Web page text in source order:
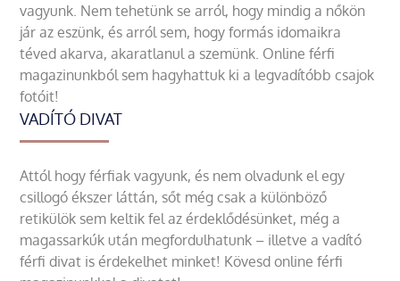
vagyunk. Nem tehetünk se arról, hogy mindig a nőkön
jár az eszünk, és arról sem, hogy formás idomaikra
téved akarva, akaratlanul a szemünk. Online férfi
magazinunkból sem hagyhattuk ki a legvadítóbb csajok
fotóit!
VADÍTÓ DIVAT
Attól hogy férfiak vagyunk, és nem olvadunk el egy
csillogó ékszer láttán, sőt még csak a különböző
retikülök sem keltik fel az érdeklődésünket, még a
magassarkúk után megfordulhatunk – illetve a vadító
férfi divat is érdekelhet minket! Kövesd online férfi